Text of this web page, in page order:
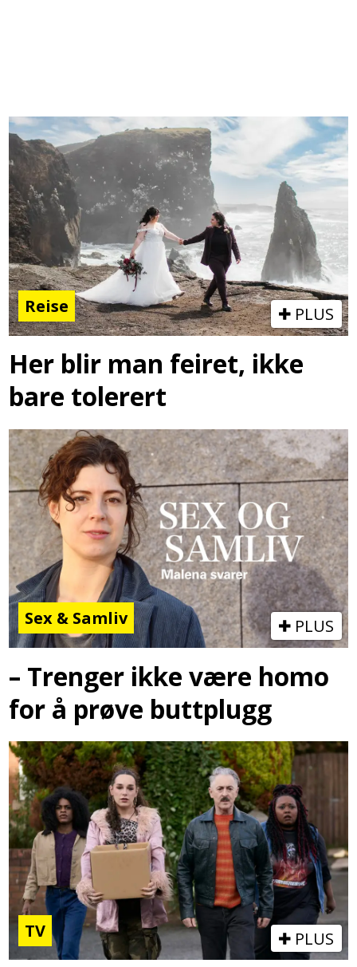
Reise PLUS
Her blir man feiret, ikke
bare tolerert
Sex & Samliv PLUS
– Trenger ikke være homo
for å prøve buttplugg
TV PLUS